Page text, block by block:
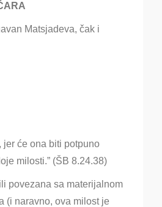
Matsjadeva, čak i
jer će ona biti potpuno
milosti.” (ŠB 8.24.38)
povezana sa materijalnom
(i naravno, ova milost je